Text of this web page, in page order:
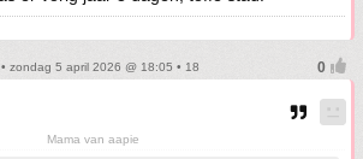
• zondag 5 april 2026 @ 18:05 • 18
Mama van aapie